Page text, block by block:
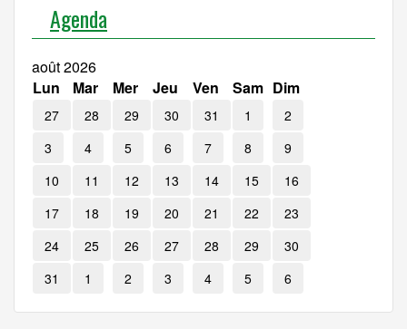
Agenda
août 2026
Lun
Mar Mer Jeu Ven Sam Dim
27 28 29 30 31 1
2
3
4 5 6 7 8
9
10
11 12 13 14 15
16
17
18 19 20 21 22
23
24
25 26 27 28 29
30
31
1 2 3 4 5 6